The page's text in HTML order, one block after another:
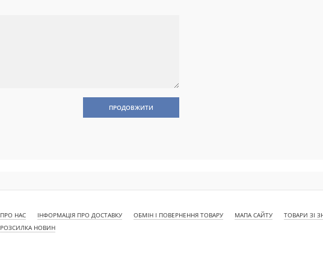
ПРОДОВЖИТИ
ПРО НАС ІНФОРМАЦІЯ ПРО ДОСТАВКУ ОБМІН І ПОВЕРНЕННЯ ТОВАРУ МАПА САЙТУ
ТОВАРИ ЗІ
РОЗСИЛКА НОВИН